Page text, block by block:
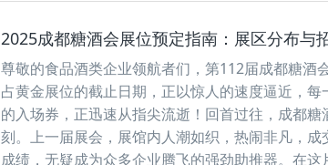
2025成都糖酒会展位预定指南：展区分布与
尊敬的食品酒类企业领航者们，第112届成都糖酒
占黄金展位的截止日期，正以惊人的速度逼近，
的入场券，正迅速从指尖流逝！回首过往，成都
刻。上一届展会，展馆内人潮如织，热闹非凡，
成绩，无疑成为众多企业腾飞的强劲助推器。在